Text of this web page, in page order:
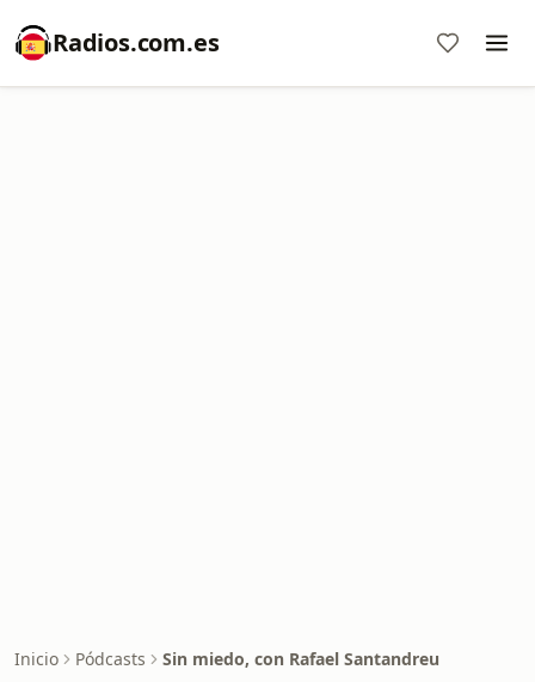
Radios.com.es
Inicio Pódcasts Sin miedo, con Rafael Santandreu